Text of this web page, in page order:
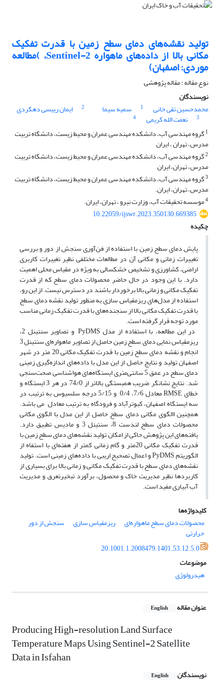
تولید نقشه‌های دمای سطح زمین با قدرت تفکیک
مکانی بالا از داده‌های ماهواره Sentinel-2، )مطالعه
موردی: اصفهان)
نوع مقاله : مقاله پژوهشی
نویسندگان
محمدحسین تقی خانی
1 سمیه سیما 2 ایمان رییسی دهکردی
3 نعمت الله کریمی
4
1گروه مهندسی آب، دانشکده مهندسی عمران و محیط زیست، دانشگاه تربیت
مدرس، تهران ، ایران
2گروه مهندسی آب، دانشکده مهندسی عمران و محیط زیست، دانشگاه تربیت
مدرس، تهران، ایران
3گروه مهندسی آب، دانشکده مهندسی عمران و محیط زیست، دانشگاه تربیت
مدرس، تهران، ایران.
4موسسه تحقیقات آب، وزارت نیرو ، تهران، ایران.
10.22059/ijswr.2023.350130.669385
چکیده
پایش دمای سطح زمین با استفاده از فن‌آوری سنجش از دور و بررسی
تغییرات زمانی و مکانی آن در مطالعات مختلفی نظیر تغییرات کاربری
اراضی، کشاورزی و تشخیص خشکسالی به ویژه در مقیاس محلی اهمیت
دارد. با این وجود در حال حاضر محصولات دمای سطح که از قدرت
تفکیک مکانی و زمانی بالا برخوردار باشند در دسترس نیست. از این رو،
استفاده از مدل‌های ریزمقیاس سازی به منظور تولید نقشه دمای سطح
با قدرت تفکیک مکانی بالا از سنجنده‌های با قدرت تفکیک زمانی مناسب
مورد توجه قرار گرفته‌ است.
در این مطالعه، با استفاده از مدل PyDMS و تصاویر سنتینل 2،
ریزمقیاس نمایی دمای سطح زمین حاصل از تصاویر ماهواره‌ای سنتینل 3
انجام و نقشه دمای سطح زمین با قدرت تفکیک مکانی 20 متر در شهر
اصفهان تولید و نتایج‌ حاصل از این مدل با داده‌های اندازه‌گیری زمینی
دمای سطح در عمق 5 سانتی‌متری ایستگاه‌های هواشناسی صحت‌سنجی
شد. نتایج نشانگر ضریب همبستگی بالاتر از 74/0 در هر 3 ایستگاه و
خطای RMSE معادل 7/6، 0/4 و 5/15 درجه سلسیوس به ترتیب در
سه ایستگاه اصفهان‌، کبوترآباد و فرودگاه به ترتیب معادل می باشد.
همچنین االگوی مکانی دمای سطح حاصل از این مدل با الگوی مکانی
محصولات دمای سطح لندست 8، سنتینل 3 و مادیس تطبیق دارد.
یافته‌های این پژوهش حاکی از امکان تولید نقشه‌های دمای سطح زمین با
قدرت تفکیک مکانی 20متر و گام زمانی کمتر از هفته‌ای با استفاه از
الگوریتم PyDMS و اعمال تصحیح اریبی با داده‌های زمینی است. تولید
نقشه‌های دمای سطح با قدرت تفکیک مکانی و زمانی بالا برای بسیاری از
کاربردها نظیر مدیریت خاک و محصول، برآورد تبخیرتعرق و مدیریت
آب آبیاری مفید است.
کلیدواژه‌ها
محصولات دمای سطح ماهواره‌ای
ریزمقیاس سازی سنجش از دور
حرارتی
20.1001.1.2008479.1401.53.12.5.0
موضوعات
هیدرولوژی
عنوان مقاله English
Producing High-resolution Land Surface
Temperature Maps Using Sentinel-2 Satellite
Data in Isfahan
نویسندگان English